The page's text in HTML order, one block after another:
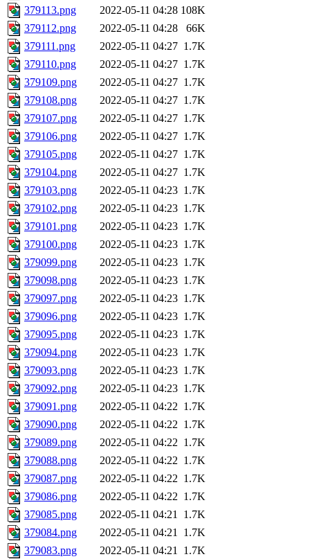
379113.png
2022-05-11 04:28 108K
379112.png
2022-05-11 04:28
66K
379111.png
2022-05-11 04:27 1.7K
379110.png
2022-05-11 04:27 1.7K
379109.png
2022-05-11 04:27 1.7K
379108.png
2022-05-11 04:27 1.7K
379107.png
2022-05-11 04:27 1.7K
379106.png
2022-05-11 04:27 1.7K
379105.png
2022-05-11 04:27 1.7K
379104.png
2022-05-11 04:27 1.7K
379103.png
2022-05-11 04:23 1.7K
379102.png
2022-05-11 04:23 1.7K
379101.png
2022-05-11 04:23 1.7K
379100.png
2022-05-11 04:23 1.7K
379099.png
2022-05-11 04:23 1.7K
379098.png
2022-05-11 04:23 1.7K
379097.png
2022-05-11 04:23 1.7K
379096.png
2022-05-11 04:23 1.7K
379095.png
2022-05-11 04:23 1.7K
379094.png
2022-05-11 04:23 1.7K
379093.png
2022-05-11 04:23 1.7K
379092.png
2022-05-11 04:23 1.7K
379091.png
2022-05-11 04:22 1.7K
379090.png
2022-05-11 04:22 1.7K
379089.png
2022-05-11 04:22 1.7K
379088.png
2022-05-11 04:22 1.7K
379087.png
2022-05-11 04:22 1.7K
379086.png
2022-05-11 04:22 1.7K
379085.png
2022-05-11 04:21 1.7K
379084.png
2022-05-11 04:21 1.7K
379083.png
2022-05-11 04:21 1.7K